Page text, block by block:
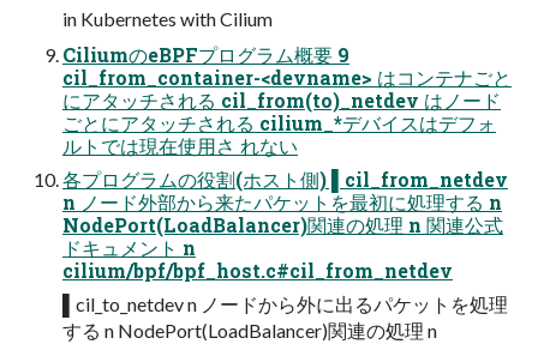
in Kubernetes with Cilium
CiliumのeBPFプログラム概要 9
cil_from_container-<devname> はコンテナごと
にアタッチされる cil_from(to)_netdev はノード
ごとにアタッチされる cilium_*デバイスはデフォ
ルトでは現在使⽤さ れない
各プログラムの役割(ホスト側) ▌cil_from_netdev
n ノード外部から来たパケットを最初に処理する n
NodePort(LoadBalancer)関連の処理 n 関連公式
ドキュメント n
cilium/bpf/bpf_host.c#cil_from_netdev
▌cil_to_netdev n ノードから外に出るパケットを処理
する n NodePort(LoadBalancer)関連の処理 n